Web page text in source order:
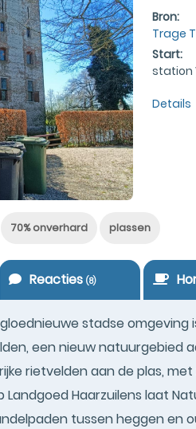
Bron:
Trage
Start:
station
Details
70% onverhard plassen
Reacties(8)
stadse omgeving
een nieuw natuurgebied
rietvelden aan de plas,
Landgoed Haarzuilens laat
tussen heggen en